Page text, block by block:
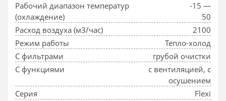
Рабочий диапазон температур
(охлаждение)
-15 —
50
Расход воздуха (м3/час)
2100
Режим работы
Тепло-холод
С фильтрами
грубой очистки
С функциями
с вентиляцией, с
осушением
Серия
Flexi